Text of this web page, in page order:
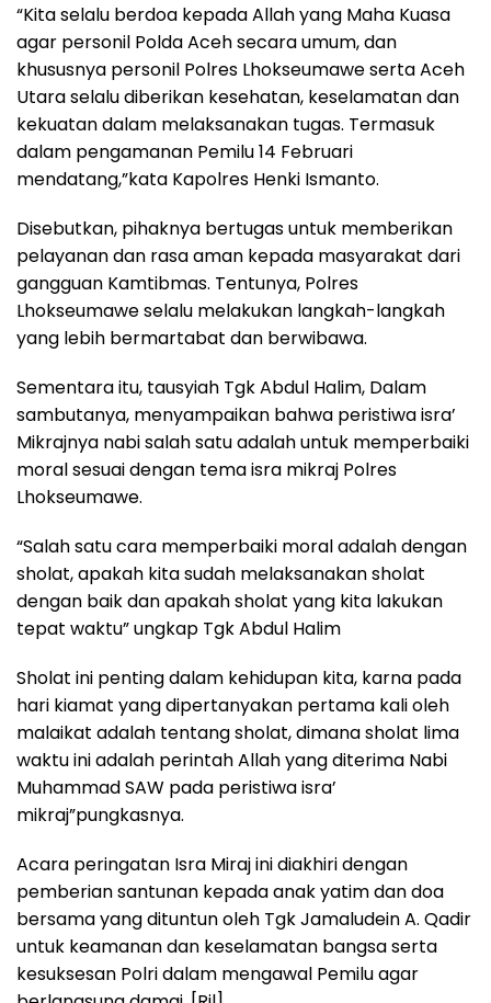
“Kita selalu berdoa kepada Allah yang Maha Kuasa
agar personil Polda Aceh secara umum, dan
khususnya personil Polres Lhokseumawe serta Aceh
Utara selalu diberikan kesehatan, keselamatan dan
kekuatan dalam melaksanakan tugas. Termasuk
dalam pengamanan Pemilu 14 Februari
mendatang,”kata Kapolres Henki Ismanto.
Disebutkan, pihaknya bertugas untuk memberikan
pelayanan dan rasa aman kepada masyarakat dari
gangguan Kamtibmas. Tentunya, Polres
Lhokseumawe selalu melakukan langkah-langkah
yang lebih bermartabat dan berwibawa.
Sementara itu, tausyiah Tgk Abdul Halim, Dalam
sambutanya, menyampaikan bahwa peristiwa isra’
Mikrajnya nabi salah satu adalah untuk memperbaiki
moral sesuai dengan tema isra mikraj Polres
Lhokseumawe.
“Salah satu cara memperbaiki moral adalah dengan
sholat, apakah kita sudah melaksanakan sholat
dengan baik dan apakah sholat yang kita lakukan
tepat waktu” ungkap Tgk Abdul Halim
Sholat ini penting dalam kehidupan kita, karna pada
hari kiamat yang dipertanyakan pertama kali oleh
malaikat adalah tentang sholat, dimana sholat lima
waktu ini adalah perintah Allah yang diterima Nabi
Muhammad SAW pada peristiwa isra’
mikraj”pungkasnya.
Acara peringatan Isra Miraj ini diakhiri dengan
pemberian santunan kepada anak yatim dan doa
bersama yang dituntun oleh Tgk Jamaludein A. Qadir
untuk keamanan dan keselamatan bangsa serta
kesuksesan Polri dalam mengawal Pemilu agar